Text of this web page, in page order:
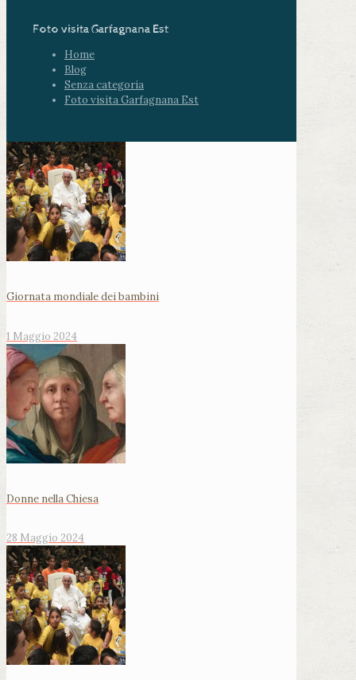
Foto visita Garfagnana Est
Home
Blog
Senza categoria
Foto visita Garfagnana Est
Giornata mondiale dei bambini
1 Maggio 2024
Donne nella Chiesa
28 Maggio 2024